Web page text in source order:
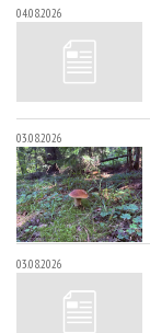
04.08.2026
03.08.2026
03.08.2026